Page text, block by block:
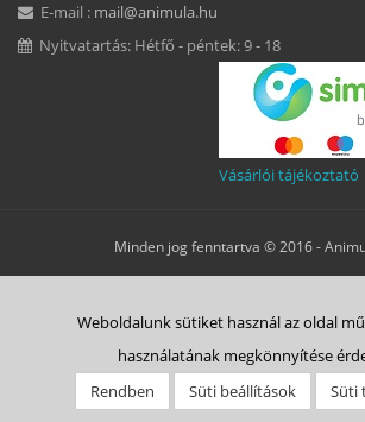
E-mail : mail@animula.hu
Nyitvatartás: Hétfő - péntek: 9 - 18
Vásárlói tájékoztató
Minden jog fenntartva © 2016 -
ÁSZF Adatkezelési tájékoztató Süti
Rólunk Vásárlás menete Animulitas
Belépés HELP
Weboldalunk sütiket használ az oldal
használatának megkönnyítése
Rendben
Süti beállítások Süti